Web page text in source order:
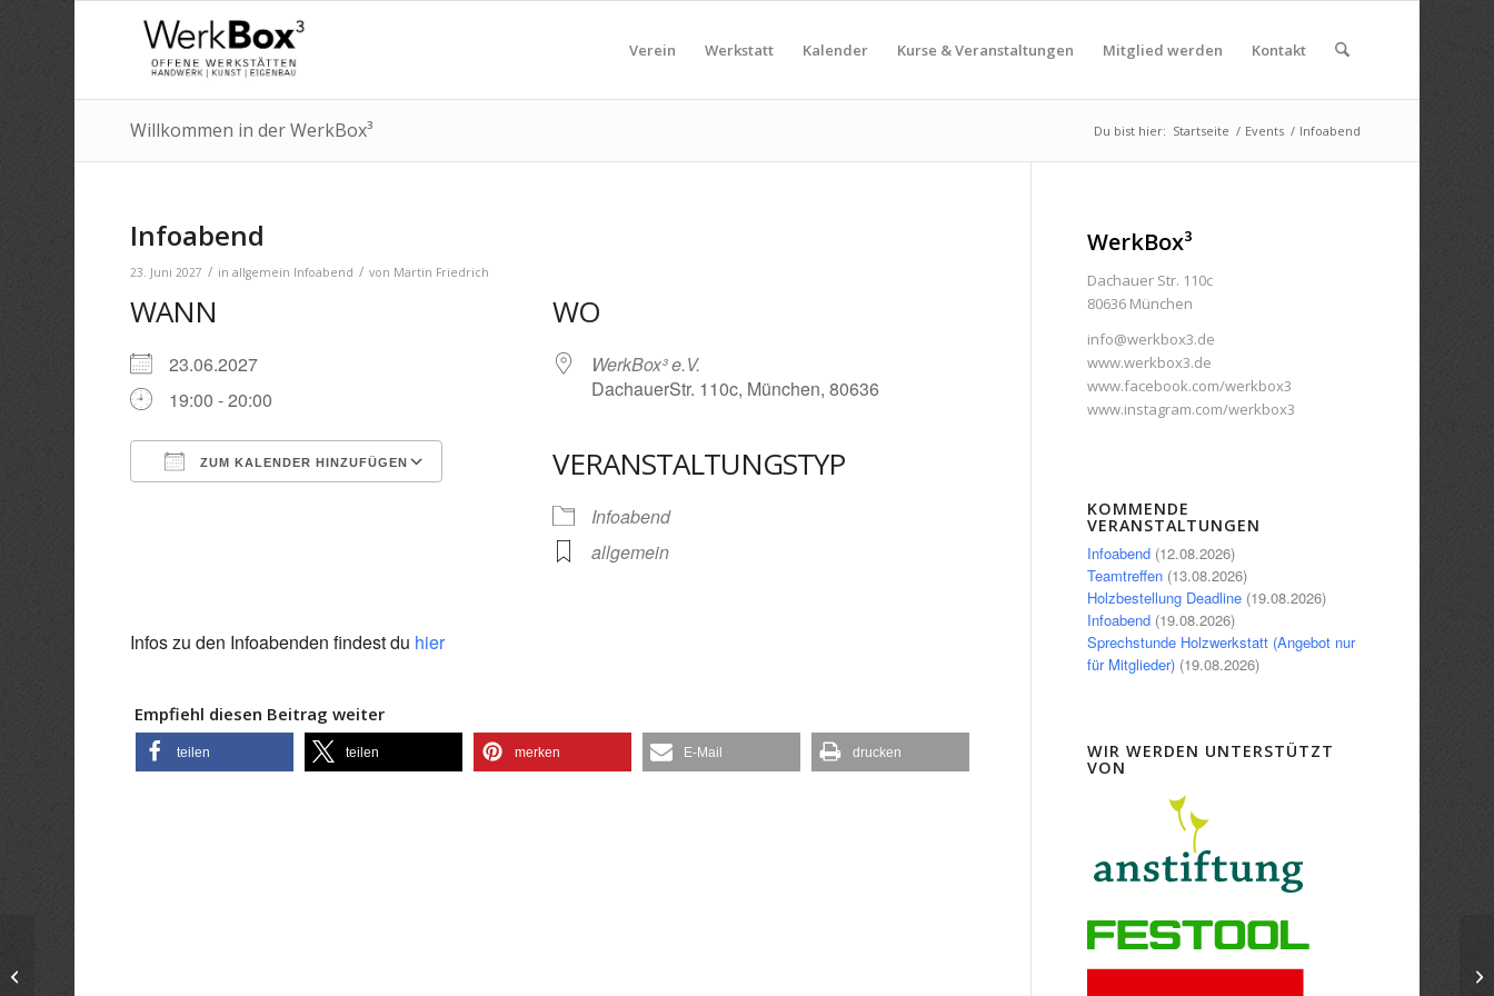
Verein Werkstatt Kalender Kurse & Veranstaltungen Mitglied werden Kontakt
Willkommen in der WerkBox³ Du bist hier: Startseite / Events / Infoabend
Infoabend
23. Juni 2027 / inallgemein Infoabend / von Martin Friedrich
WANN
23.06.2027
19:00 - 20:00
ZUM KALENDER HINZUFÜGEN
Google Kalender Office 365
WO
WerkBox³ e.V.
DachauerStr. 110c, München, 80636
VERANSTALTUNGSTYP
Infoabend
allgemein
Infos zu den Infoabenden findest du hier
Empfiehl diesen Beitrag weiter
teilen teilen merken E-Mail drucken
WerkBox³
Dachauer Str. 110c
80636 München
info@werkbox3.de
www.werkbox3.de
www.facebook.com/werkbox3
www.instagram.com/werkbox3
KOMMENDE
VERANSTALTUNGEN
Infoabend (12.08.2026)
Teamtreffen (13.08.2026)
Holzbestellung Deadline (19.08.2026)
Infoabend (19.08.2026)
Sprechstunde Holzwerkstatt (Angebot nur
für Mitglieder) (19.08.2026)
WIR WERDEN UNTERSTÜTZT
VON